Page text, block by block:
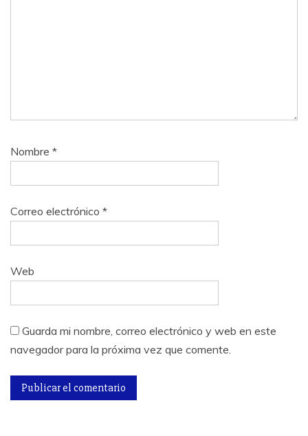
Nombre *
Correo electrónico *
Web
Guarda mi nombre, correo electrónico y web en este
navegador para la próxima vez que comente.